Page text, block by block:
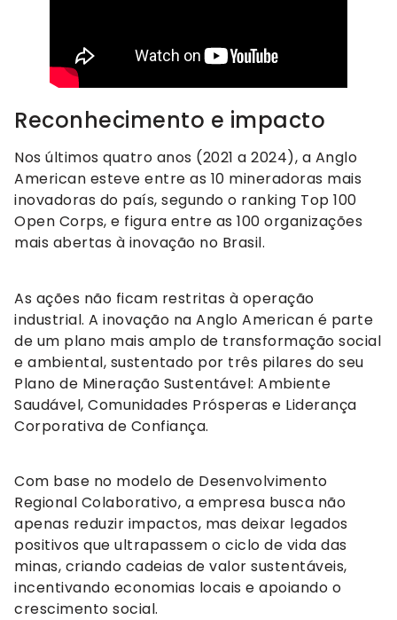
Reconhecimento e impacto
Nos últimos quatro anos (2021 a 2024), a Anglo
American esteve entre as 10 mineradoras mais
inovadoras do país, segundo o ranking Top 100
Open Corps, e figura entre as 100 organizações
mais abertas à inovação no Brasil.
As ações não ficam restritas à operação
industrial. A inovação na Anglo American é parte
de um plano mais amplo de transformação social
e ambiental, sustentado por três pilares do seu
Plano de Mineração Sustentável: Ambiente
Saudável, Comunidades Prósperas e Liderança
Corporativa de Confiança.
Com base no modelo de Desenvolvimento
Regional Colaborativo, a empresa busca não
apenas reduzir impactos, mas deixar legados
positivos que ultrapassem o ciclo de vida das
minas, criando cadeias de valor sustentáveis,
incentivando economias locais e apoiando o
crescimento social.